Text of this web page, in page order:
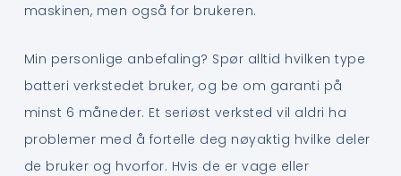
maskinen, men også for brukeren.
Min personlige anbefaling? Spør alltid hvilken type
batteri verkstedet bruker, og be om garanti på
minst 6 måneder. Et seriøst verksted vil aldri ha
problemer med å fortelle deg nøyaktig hvilke deler
de bruker og hvorfor. Hvis de er vage eller